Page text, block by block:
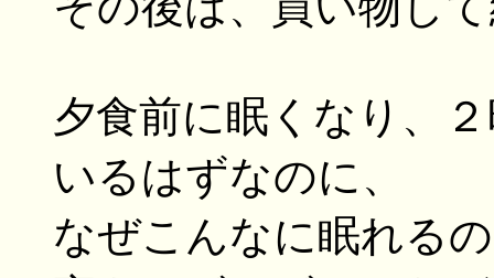
夕食前に眠くなり、
いるはずなのに、
なぜこんなに眠れる